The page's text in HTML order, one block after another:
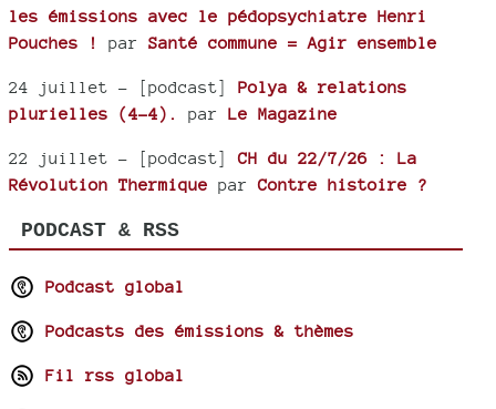
les émissions avec le pédopsychiatre Henri
Pouches !
par Santé commune = Agir ensemble
24 juillet - [podcast] Polya & relations
plurielles (4-4).
par Le Magazine
22 juillet - [podcast]CH du 22/7/26 : La
Révolution Thermique parContre histoire ?
PODCAST & RSS
Podcast global
Podcasts des émissions & thèmes
Fil rss global